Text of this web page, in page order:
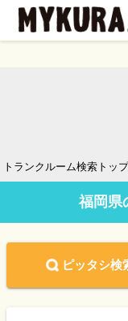
トランクルーム検索トップ
福岡県
ピッタシ検